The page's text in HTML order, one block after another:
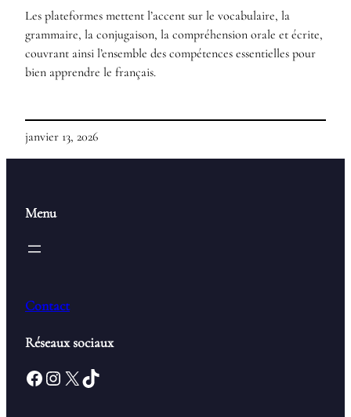
Les plateformes mettent l’accent sur le vocabulaire, la
grammaire, la conjugaison, la compréhension orale et écrite,
couvrant ainsi l’ensemble des compétences essentielles pour
bien apprendre le français.
janvier 13, 2026
Menu
Contact
Réseaux sociaux
Facebook Instagram X TikTok